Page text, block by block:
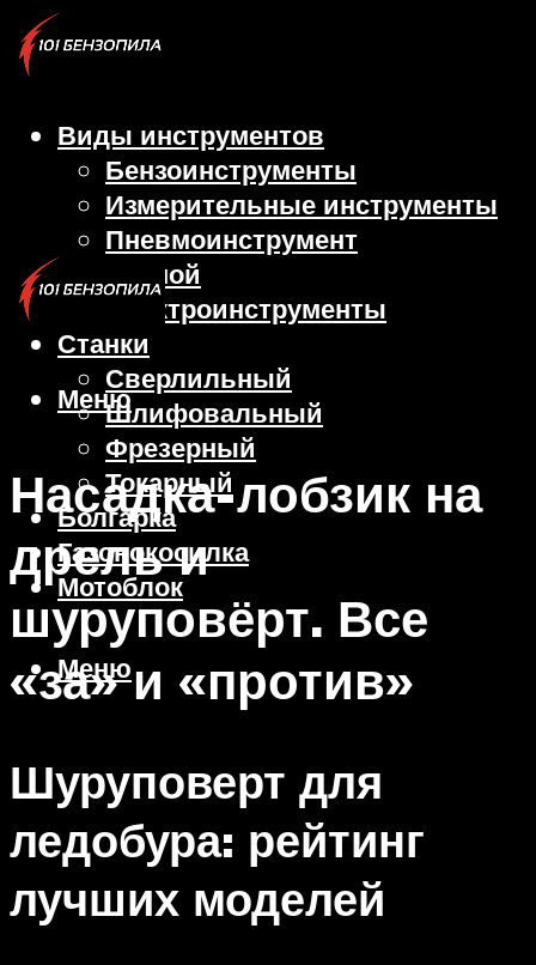
Виды инструментов
Бензоинструменты
Измерительные инструменты
Пневмоинструмент
Ручной
Электроинструменты
Станки
Сверлильный
Шлифовальный
Фрезерный
Токарный
Болгарка
Газонокосилка
Мотоблок
Меню
Меню
Насадка-лобзик на
дрель и
шуруповёрт. Все
«за» и «против»
Шуруповерт для
ледобура: рейтинг
лучших моделей